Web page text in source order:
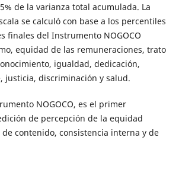
de la varianza total acumulada. La
se calculó con base a los percentiles
finales del Instrumento NOGOCO
equidad de las remuneraciones, trato
igualdad, dedicación,
justicia, discriminación y salud.
NOGOCO, es el primer
de percepción de la equidad
contenido, consistencia interna y de